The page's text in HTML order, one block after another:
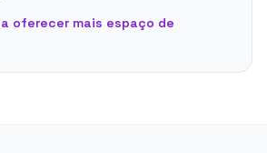
oferecer mais espaço de